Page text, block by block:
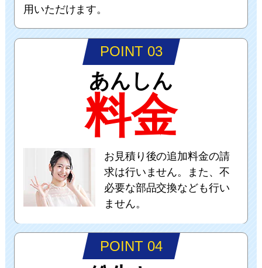
用いただけます。
POINT 03
あんしん
料金
お見積り後の追加料金の請
求は行いません。また、不
必要な部品交換なども行い
ません。
POINT 04